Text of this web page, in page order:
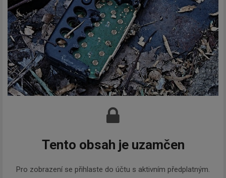
Tento obsah je uzamčen
Pro zobrazení se přihlaste do účtu s aktivním předplatným.